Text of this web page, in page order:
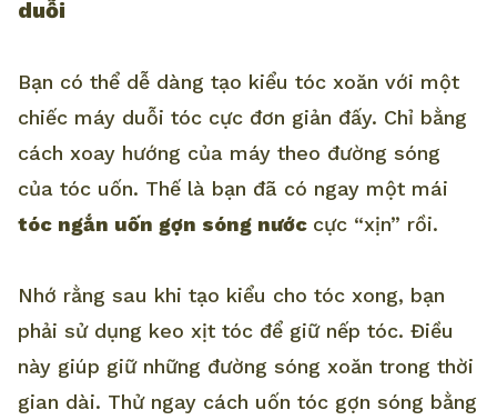
duỗi
Bạn có thể dễ dàng tạo kiểu tóc xoăn với một
chiếc máy duỗi tóc cực đơn giản đấy. Chỉ bằng
cách xoay hướng của máy theo đường sóng
của tóc uốn. Thế là bạn đã có ngay một mái
tóc ngắn uốn gợn sóng nước cực “xịn” rồi.
Nhớ rằng sau khi tạo kiểu cho tóc xong, bạn
phải sử dụng keo xịt tóc để giữ nếp tóc. Điều
này giúp giữ những đường sóng xoăn trong thời
gian dài. Thử ngay cách uốn tóc gợn sóng bằng